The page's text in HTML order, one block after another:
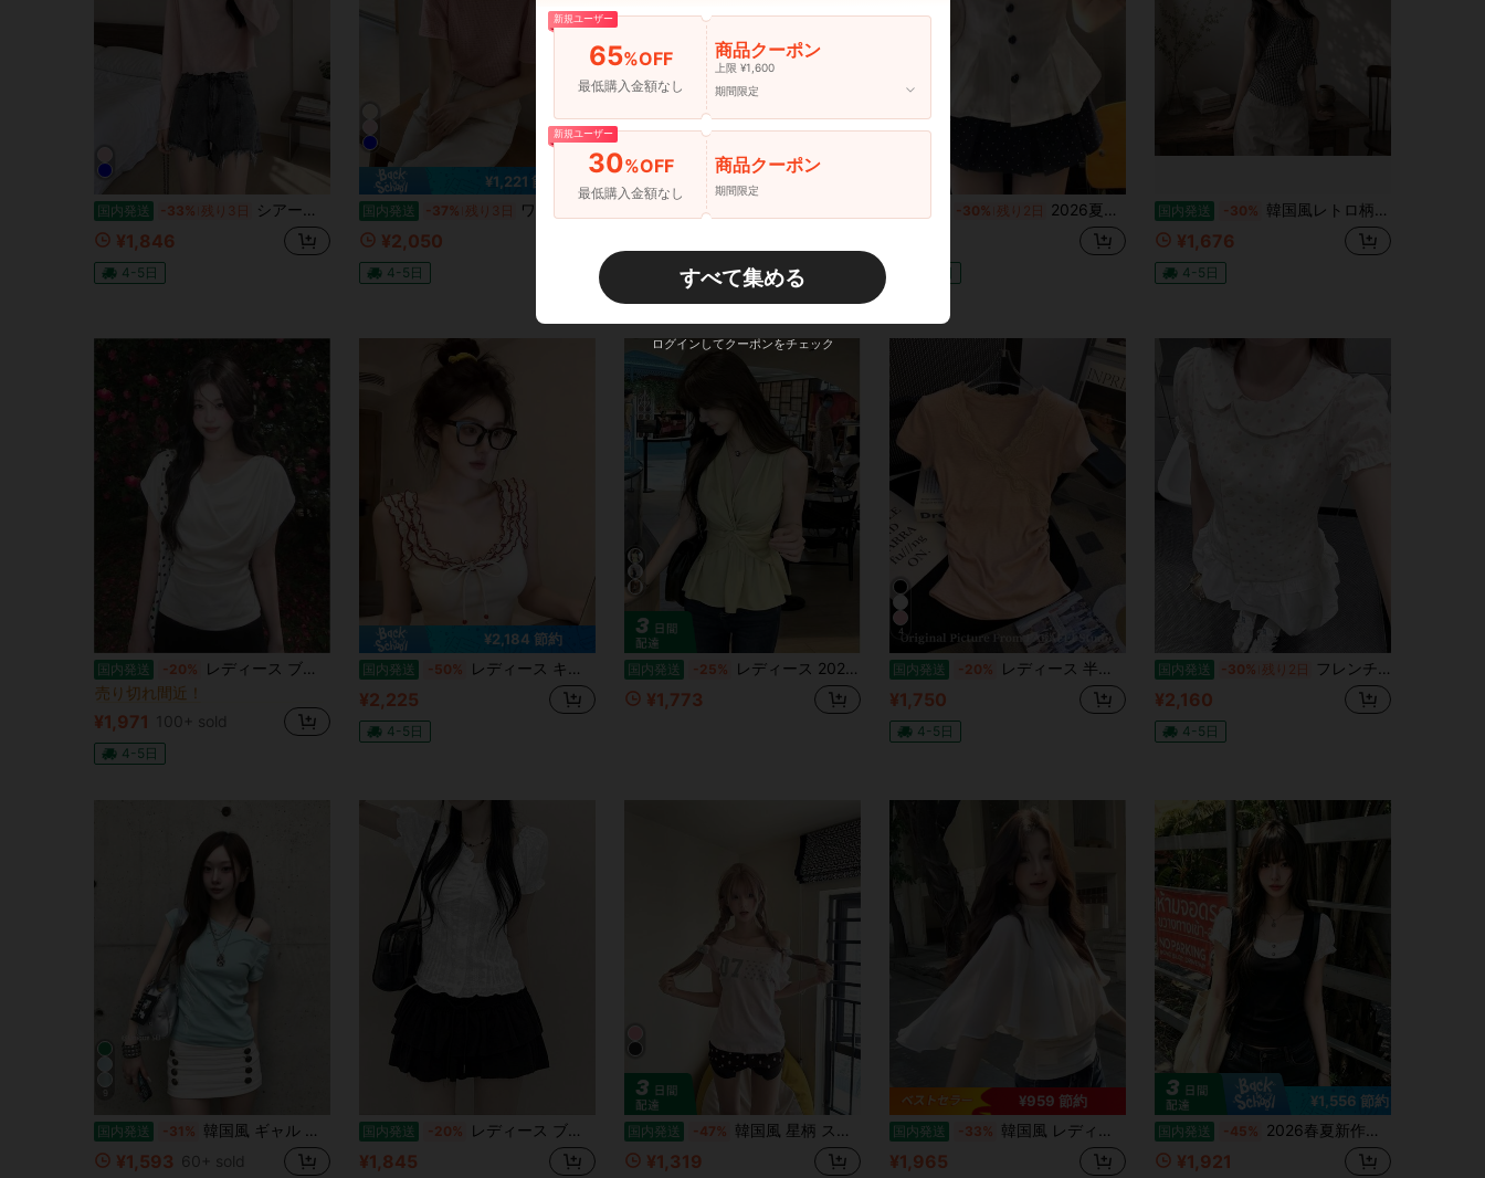
4.49
国内発送 -33% 残り3日 シアートップス レディース 長袖 ショート丈 tシャツ メロウフリル 透け感 カットソー 薄手 クルーネック トップス ゆったり カジュアル おしゃれ 重ね着 防寒 冷房対策 日焼け防止 体型カバー スタイルアップ 春 夏
¥1,846
4-5日
¥1,221 節約
国内発送 -37% 残り3日 ワッフル カットソー レディース 半袖 バルーンスリーブ 丸首 サマーニット トップス きれいめ カジュアル 通勤 ボリューム袖 無地 春 夏
¥2,050
4-5日
-30%
4-5日
-30% 残り2日 2026夏新作・甘めキュートスタイル ピーターパンカラーレースフリルハートボタン スリムフィットブラウス ウエストシェイプ着痩せ効果抜群 肌触り柔らかく通気性抜群着心地快適 デイリーカジュアルコーデに大活躍 おしゃれ万能
4-5日
国内発送 -30% 韓国風レトロ柄のボウタイ,ウエストマーク,プリーツ入りでお腹をカバーし,スリムに見せるノースリーブタンクトップ(レディース・夏の新作)
¥1,676
4-5日
国内発送 -20% レディース ブラウス 半袖 フレンチスリーブ ドレープネック カットソー トップス カシュクール タック 無地 とろみ素材 サテン調 着痩せ 二の腕カバー 体型カバー 骨格ウェーブ きれいめ オフィスカジュアル 上品 デート
#6 ベストセラー に カウルネック 女性用トップス、ブラウス、Tシャツ
売り切れ間近！
#6 ベストセラー
#6 ベストセラー
#6 ベストセラー に カウルネック 女性用トップス、ブラウス、Tシャツ
売り切れ間近！
¥1,971 100+ sold
4-5日
¥2,184 節約
国内発送 -50% レディース キャミソール タンクトップ フリル メロー 配色 リボン トップス ノースリーブ タイト 着痩せ 細見え 大人可愛い フェミニン ガーリー 韓国ファッション リブ バイカラー セクシー デート 夏 ホワイト
¥2,225
4-5日
国内発送 -25% レディース 2026夏新作 ブラウス ノースリーブ Vネック カシュクール ツイストデザイン ウエストマーク サテン風 きれいめ トップス 夏服 上品 エレガント オフィス OL 通勤 フォーマル 高級感
¥1,773
4
国内発送 -20% レディース 半袖 Tシャツ カットソー レース 切り替え Vネック カシュクール シャーリング ギャザー トップス リブ素材 無地 スリム タイト 着痩せ 細見え 華奢見え 体型カバー 小顔効果 鎖骨見え 大人可愛い きれいめ フェミニン 上品 清楚 セクシー カジュアル オフィスカジュアル 通勤 通学 デート 女子会 お呼ばれ お出かけ 春 夏 秋 20代 30代 40代 50代 ブラック 黒 シンプル ベーシック 着回し 伸縮性 ストレッチ 柔らかい 通気性 肌触り
¥1,750
4-5日
国内発送 -30% 残り2日 フレンチ ガーリー ベージュ ピーターパンカラー 水玉ドット パフ袖 ブラウス デザイン性 若見え 上品 半袖 レディース トップス コーデ
¥2,160
4-5日
国内発送 -31% 韓国風 ギャル 純欲 夏 ミントグリーン カットワーク レースパッチワーク オフショルダー 半袖Tシャツ トップス レディース カジュアル ストリート デザイン性 人気 2026新作
¥1,593 60+ sold
国内発送 -20% レディース ブラウス 半袖 パフスリーブ レース 刺繍 コットンレース トップス スクエアネック フロントボタン スリム 着痩せ 骨格ウェーブ 大人可愛い フェミニン ガーリー フレンチガーリー デート お出かけ 夏服 ホワイト
¥1,845
国内発送 -47% 韓国風 星柄 スタッド オフショルダー 半袖Tシャツ レディース 夏 2026新作 ギャル スリムシルエット 着痩せ デザイン性 カジュアル ストリート 人気 夏服 Y2K
¥1,319
¥959 節約
国内発送 -33% 韓国風 レディースファッション 優雅な気質 クロークシフォンシャツ 夏 新作 デザインセンス ウエスト 万能 薄手 スモールシャツトップス
¥1,965
¥1,556 節約
国内発送 -45% 2026春夏新作、レディース フェイク二枚重ね トップス、フレンチ、レトロ、スクエアネック、半袖、フリル、ウエスト引き締め＆スリム見え、純欲甘い風、ボタン、カジュアルで快適、シンプルで百搭、日常通勤
¥1,921
新規ユーザー
65%OFF
最低購入金額なし
商品クーポン
上限 ¥1,600
期間限定
新規ユーザー
30%OFF
最低購入金額なし
商品クーポン
期間限定
すべて集める
ログインしてクーポンをチェック